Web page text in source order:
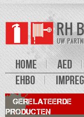
HOME AED
EHBO
GERELATEERDE
PRODUCTEN